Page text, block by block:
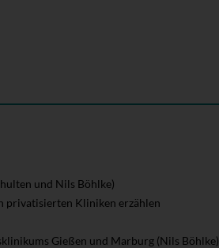
und Nils Böhlke)
privatisierten Kliniken erzählen
Gießen und Marburg (Nils Böhlke)